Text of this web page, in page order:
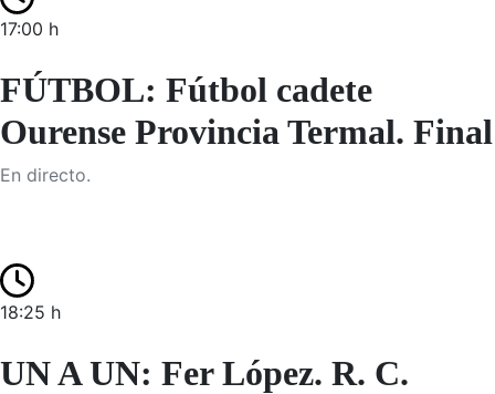
17:00 h
FÚTBOL: Fútbol cadete
Ourense Provincia Termal. Final
En directo.
18:25 h
UN A UN: Fer López. R. C.